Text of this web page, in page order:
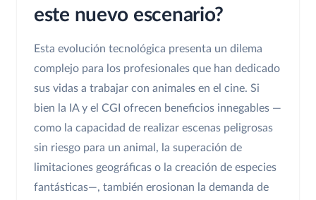
este nuevo escenario?
Esta evolución tecnológica presenta un dilema
complejo para los profesionales que han dedicado
sus vidas a trabajar con animales en el cine. Si
bien la IA y el CGI ofrecen beneficios innegables —
como la capacidad de realizar escenas peligrosas
sin riesgo para un animal, la superación de
limitaciones geográficas o la creación de especies
fantásticas—, también erosionan la demanda de